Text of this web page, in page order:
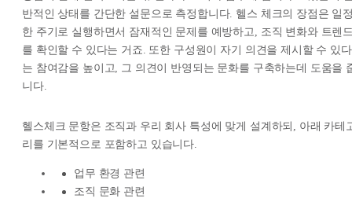
반적인 상태를 간단한 설문으로 측정합니다. 헬스 체크의 장점은 일
한 주기로 실행하면서 잠재적인 문제를 예방하고, 조직 변화와 트렌
를 확인할 수 있다는 거죠. 또한 구성원이 자기 의견을 제시할 수 있다
는 참여감을 높이고, 그 의견이 반영되는 문화를 구축하는데 도움을
니다.
헬스체크 문항은 조직과 우리 회사 특성에 맞게 설계하되, 아래 카테
리를 기본적으로 포함하고 있습니다.
업무 환경 관련
조직 문화 관련